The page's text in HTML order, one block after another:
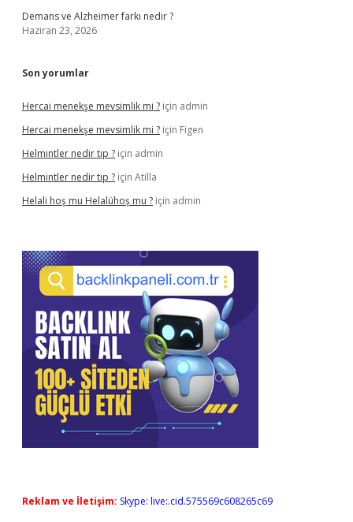
Demans ve Alzheimer farkı nedir ?
Haziran 23, 2026
Son yorumlar
Hercai menekşe mevsimlik mi ? için admin
Hercai menekşe mevsimlik mi ? için Figen
Helmintler nedir tıp ? için admin
Helmintler nedir tıp ? için Atilla
Helali hoş mu Helalühoş mu ? için admin
Reklam ve İletişim: Skype: live:.cid.575569c608265c69